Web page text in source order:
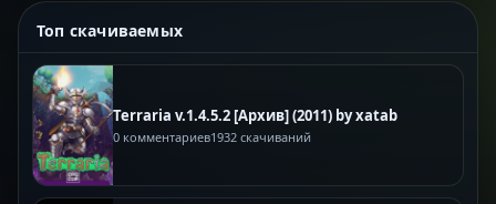
Топ скачиваемых
Terraria v.1.4.5.2 [Архив] (2011) by xatab
0 комментариев1932 скачиваний